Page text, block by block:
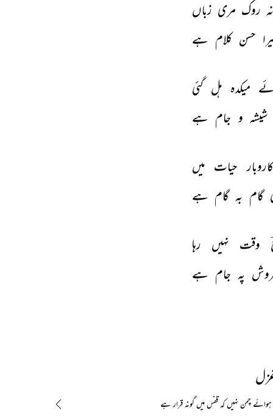
نہ روک مری زباں
حسن کلام ہے
میکدہ ہل گئی
شیشہ و جام ہے
کاروبار حیات میں
گام بہ گام ہے
وقت نہیں
رہا
پہ جام ہے
چمن نہیں کہ قفس میں گونہ قرار ہے